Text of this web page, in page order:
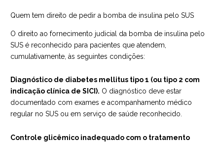
Quem tem direito de pedir a bomba de insulina pelo SUS
O direito ao fornecimento judicial da bomba de insulina pelo
SUS é reconhecido para pacientes que atendem,
cumulativamente, às seguintes condições:
Diagnóstico de diabetes mellitus tipo 1 (ou tipo 2 com
indicação clínica de SICI). O diagnóstico deve estar
documentado com exames e acompanhamento médico
regular no SUS ou em serviço de saúde reconhecido.
Controle glicêmico inadequado com o tratamento